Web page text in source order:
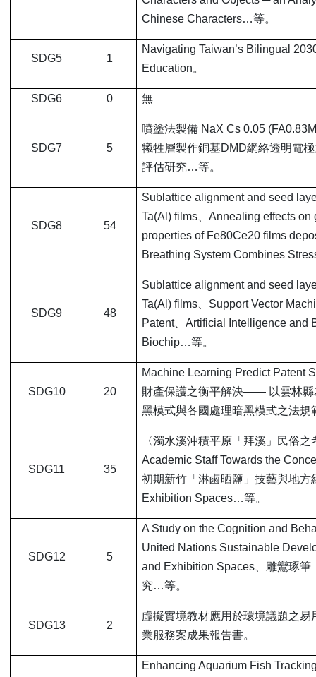
Chinese Characters…等。
SDG5 1
Navigating Taiwan’s Bilingual
Education。
SDG6 0 無
SDG7 5
噴塗法製備 NaX Cs 0.05
犧牲層製作銅基DMD網絡透明電
評估研究…等。
SDG8 54
Sublattice alignment and seed
Ta(Al) films 、Annealing effects
properties of Fe80Ce20 films
Breathing System Combines
SDG9 48
Sublattice alignment and seed
Ta(Al) films 、Support Vector
Patent、Artificial Intelligence and
Biochip…等。
SDG10 20
Machine Learning Predict Patent
財產保護之衡平解決—— 以雲林縣
黑模式與各國處理暗黑模式之法
SDG11 35
〈濁水溪沖積平原「拜溪」民俗
Academic Staff Towards the
初期新竹「淋鹵晒鹽」技藝與地
Exhibition Spaces…等。
SDG12 5
A Study on the Cognition and
United Nations Sustainable
and Exhibition Spaces、雕鸞琢
究…等。
SDG13 2
虛擬實境教材應用於環境議題之
業服務案成果報告書。
Enhancing Aquarium Fish